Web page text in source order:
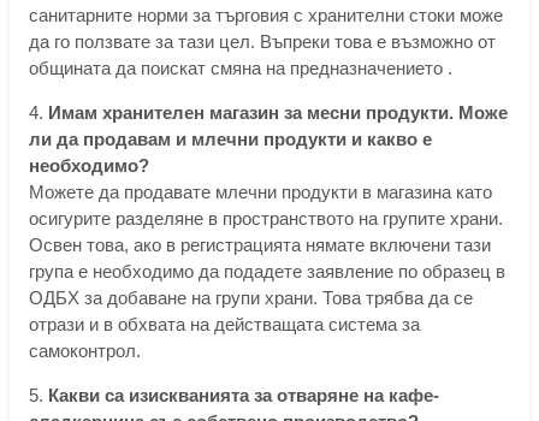
санитарните норми за търговия с хранителни стоки може
да го ползвате за тази цел. Въпреки това е възможно от
общината да поискат смяна на предназначението .
4. Имам хранителен магазин за месни продукти. Може
ли да продавам и млечни продукти и какво е
необходимо?
Можете да продавате млечни продукти в магазина като
осигурите разделяне в пространството на групите храни.
Освен това, ако в регистрацията нямате включени тази
група е необходимо да подадете заявление по образец в
ОДБХ за добаване на групи храни. Това трябва да се
отрази и в обхвата на действащата система за
самоконтрол.
5. Какви са изискванията за отваряне на кафе-